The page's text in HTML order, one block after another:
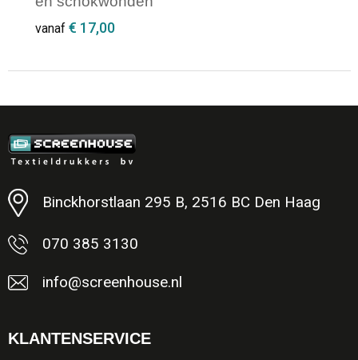
vanaf € 17,00
Binckhorstlaan 295 B, 2516 BC Den Haag
070 385 3130
info@screenhouse.nl
KLANTENSERVICE